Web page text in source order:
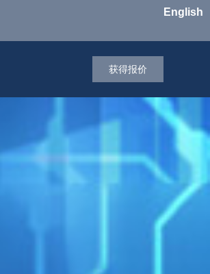
English
获得报价